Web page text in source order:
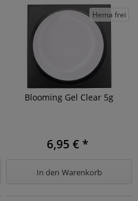
Hema frei
Blooming Gel Clear 5g
6,95 € *
In den Warenkorb